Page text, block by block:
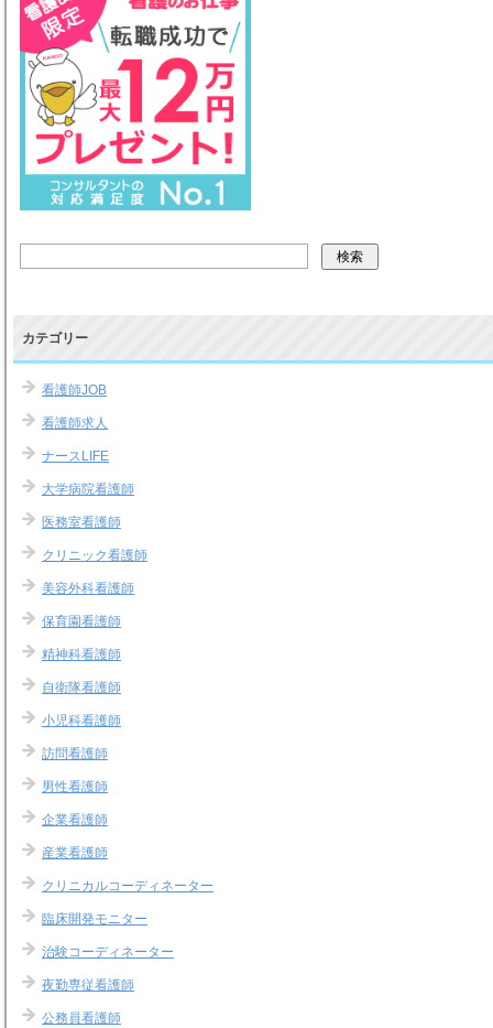
カテゴリー
看護師JOB
看護師求人
ナースLIFE
大学病院看護師
医務室看護師
クリニック看護師
美容外科看護師
保育園看護師
精神科看護師
自衛隊看護師
小児科看護師
訪問看護師
男性看護師
企業看護師
産業看護師
クリニカルコーディネーター
臨床開発モニター
治験コーディネーター
夜勤専従看護師
公務員看護師